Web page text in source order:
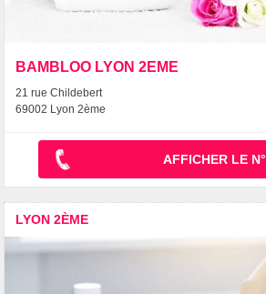
BAMBLOO LYON 2EME
21 rue Childebert
69002 Lyon 2ème
AFFICHER LE N°
LYON 2ÈME